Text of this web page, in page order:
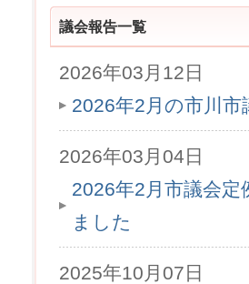
議会報告一覧
2026年03月12日
2026年2月の市川
2026年03月04日
2026年2月市議会
ました
2025年10月07日